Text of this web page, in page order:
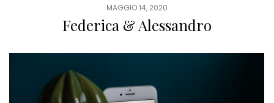
MAGGIO 14, 2020
Federica & Alessandro